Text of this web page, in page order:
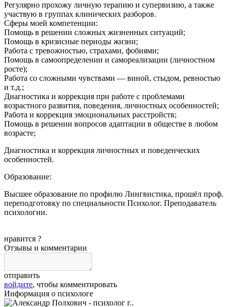
Регулярно прохожу личную терапию и супервизию, а также
участвую в группах клинических разборов.
Сферы моей компетенции:
Помощь в решении сложных жизненных ситуаций;
Помощь в кризисные периоды жизни;
Работа с тревожностью, страхами, фобиями;
Помощь в самоопределении и самореализации (личностном
росте);
Работа со сложными чувствами — виной, стыдом, ревностью
и т.д.;
Диагностика и коррекция при работе с проблемами
возрастного развития, поведения, личностных особенностей;
Работа и коррекция эмоциональных расстройств;
Помощь в решении вопросов адаптации в обществе в любом
возрасте;
Диагностика и коррекция личностных и поведенческих
особенностей.
Образование:
Высшее образование по профилю Лингвистика, прошёл проф.
переподготовку по специальности Психолог. Преподаватель
психологии.
нравится ?
Отзывы и комментарии
отправить
войдите, чтобы комментировать
Информация о психологе